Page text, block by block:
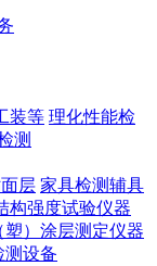
装等 理化性能检
测
层 家具检测辅具
构强度试验仪器
）涂层测定仪器
测设备